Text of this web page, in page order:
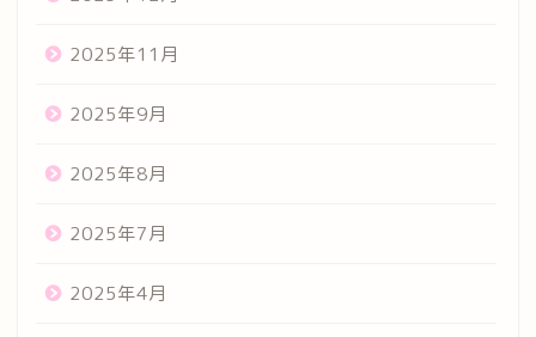
2025年11月
2025年9月
2025年8月
2025年7月
2025年4月